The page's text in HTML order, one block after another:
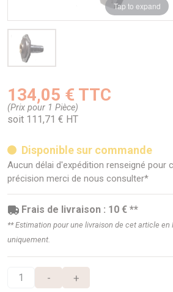
Tap to expand
134,05 € TTC
(Prix pour 1 Pièce)
soit 111,71 € HT
Disponible sur commande
Aucun délai d'expédition renseigné pour
précision merci de nous consulter*
Frais de livraison : 10 € **
** Estimation pour une livraison de cet article
uniquement.
- +